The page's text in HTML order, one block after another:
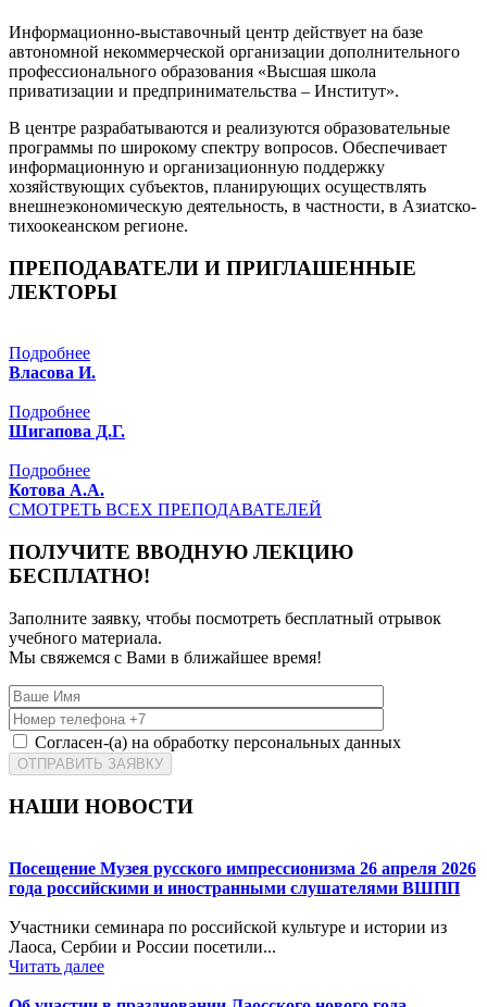
Информационно-выставочный центр действует на базе
автономной некоммерческой организации дополнительного
профессионального образования «Высшая школа
приватизации и предпринимательства – Институт».
В центре разрабатываются и реализуются образовательные
программы по широкому спектру вопросов. Обеспечивает
информационную и организационную поддержку
хозяйствующих субъектов, планирующих осуществлять
внешнеэкономическую деятельность, в частности, в Азиатско-
тихоокеанском регионе.
ПРЕПОДАВАТЕЛИ И ПРИГЛАШЕННЫЕ
ЛЕКТОРЫ
Подробнее
Власова И.
Подробнее
Шигапова Д.Г.
Подробнее
Котова А.А.
СМОТРЕТЬ ВСЕХ ПРЕПОДАВАТЕЛЕЙ
ПОЛУЧИТЕ ВВОДНУЮ ЛЕКЦИЮ
БЕСПЛАТНО!
Заполните заявку, чтобы посмотреть бесплатный отрывок
учебного материала.
Мы свяжемся с Вами в ближайшее время!
Согласен-(а) на обработку персональных данных
НАШИ НОВОСТИ
Посещение Музея русского импрессионизма 26 апреля 2026
года российскими и иностранными слушателями ВШПП
Участники семинара по российской культуре и истории из
Лаоса, Сербии и России посетили...
Читать далее